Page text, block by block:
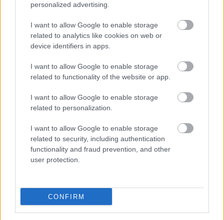
personalized advertising.
I want to allow Google to enable storage
related to analytics like cookies on web or
device identifiers in apps.
I want to allow Google to enable storage
related to functionality of the website or app.
I want to allow Google to enable storage
related to personalization.
I want to allow Google to enable storage
related to security, including authentication
functionality and fraud prevention, and other
user protection.
CONFIRM
Varje lag för detaljerade loggar där gevärens
serienummer kopplas till ammunitionens lot-
nummer för varje åkare – rutiner som är
utformade för att säkerställa både hög säkerhet